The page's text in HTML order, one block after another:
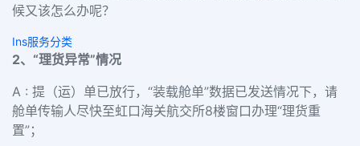
候又该怎么办呢？
Ins服务分类
2、“理货异常”情况
A : 提（运）单已放行，“装载舱单”数据已发送情况下，请
舱单传输人尽快至虹口海关航交所8楼窗口办理“理货重
置”；